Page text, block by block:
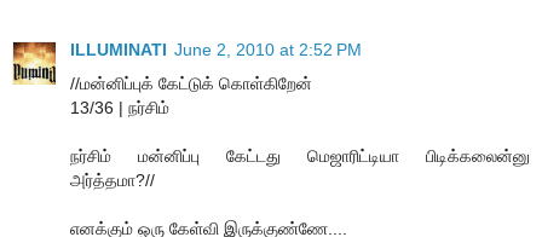
ILLUMINATI June 2, 2010 at 2:52 PM
//மன்னிப்புக் கேட்டுக் கொள்கிறேன்
13/36 | நர்சிம்
நர்சிம் மன்னிப்பு கேட்டது மெஜாரிட்டியா பிடிக்கலைன்னு
அர்த்தமா?//
எனக்கும் ஒரு கேள்வி இருக்குண்ணே....